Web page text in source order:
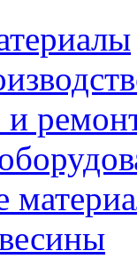
и